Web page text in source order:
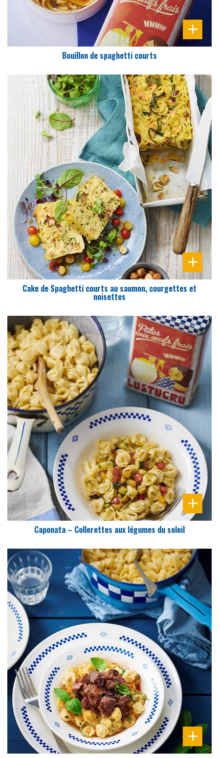
Bouillon de spaghetti courts
DIFFICULTÉ
PRÉPARATION
15 Min
Cake de Spaghetti courts au saumon, courgettes et
noisettes
DIFFICULTÉ
PRÉPARATION
25 Min
Caponata – Collerettes aux légumes du soleil
DIFFICULTÉ
PRÉPARATION
10 Min